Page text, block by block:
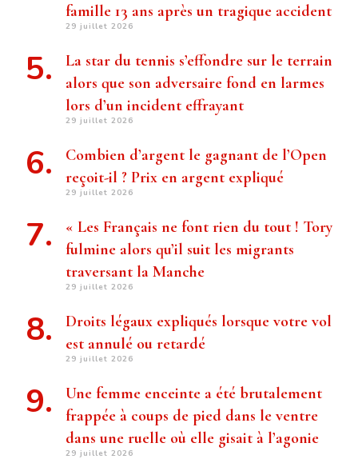
famille 13 ans après un tragique accident
29 juillet 2026
La star du tennis s’effondre sur le terrain
alors que son adversaire fond en larmes
lors d’un incident effrayant
29 juillet 2026
Combien d’argent le gagnant de l’Open
reçoit-il ? Prix ​​en argent expliqué
29 juillet 2026
« Les Français ne font rien du tout ! Tory
fulmine alors qu’il suit les migrants
traversant la Manche
29 juillet 2026
Droits légaux expliqués lorsque votre vol
est annulé ou retardé
29 juillet 2026
Une femme enceinte a été brutalement
frappée à coups de pied dans le ventre
dans une ruelle où elle gisait à l’agonie
29 juillet 2026